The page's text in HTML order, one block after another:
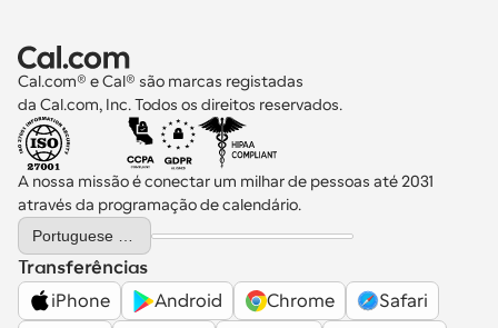
Cal.com® e Cal® são marcas registadas
da Cal.com, Inc. Todos os direitos reservados.
A nossa missão é conectar um milhar de pessoas até 2031
através da programação de calendário.
Select Language
Transferências
iPhone
Android Chrome
Safari